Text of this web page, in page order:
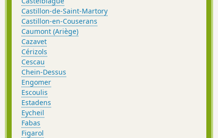
Castillon-de-Saint-Martory
Castillon-en-Couserans
Caumont (Ariège)
Cazavet
Cérizols
Cescau
Chein-Dessus
Engomer
Escoulis
Estadens
Eycheil
Fabas
Figarol